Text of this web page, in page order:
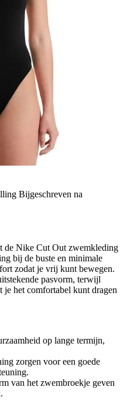
Bijgeschreven na
de Nike Cut Out zwemkleding
bij de buste en minimale
zodat je vrij kunt bewegen.
pasvorm, terwijl
je het comfortabel kunt dragen
op lange termijn,
zorgen voor een goede
van het zwembroekje geven